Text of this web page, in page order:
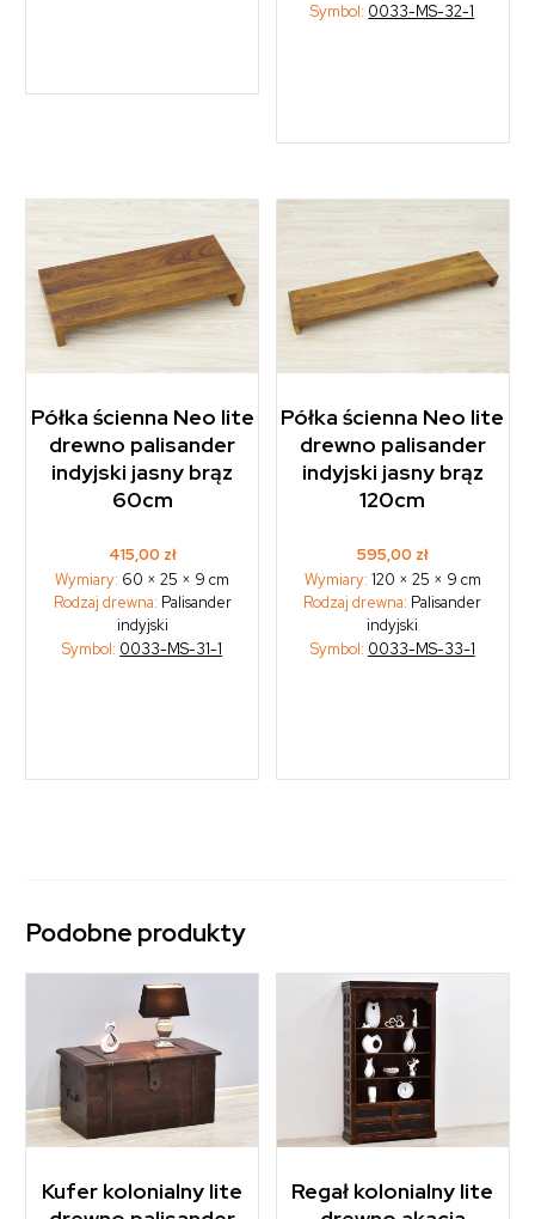
Symbol: 0033-MS-32-1
Półka ścienna Neo lite
drewno palisander
indyjski jasny brąz
60cm
415,00 zł
Wymiary: 60 × 25 × 9 cm
Rodzaj drewna: Palisander
indyjski
Symbol: 0033-MS-31-1
Półka ścienna Neo lite
drewno palisander
indyjski jasny brąz
120cm
595,00 zł
Wymiary: 120 × 25 × 9 cm
Rodzaj drewna: Palisander
indyjski
Symbol: 0033-MS-33-1
Podobne produkty
Kufer kolonialny lite
Regał kolonialny lite